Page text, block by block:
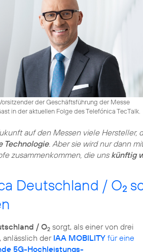
der Geschäftsführung der Messe
in der aktuellen Folge des Telefónica TecTalk.
auf den Messen viele Hersteller,
Technologie. Aber sie wird nur dann
zusammenkommen, die uns künftig
Deutschland / O2
/ O2 sorgt, als einer von drei
anlässlich der IAA MOBILITY für eine
5G-Hochleistungs-